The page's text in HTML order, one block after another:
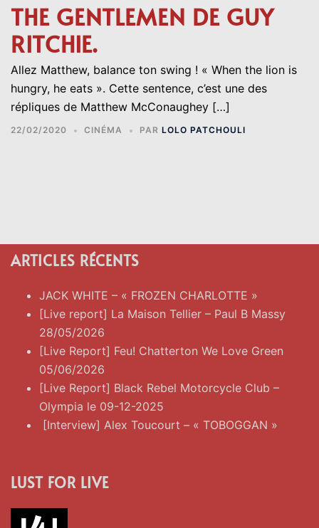
THE GENTLEMEN DE GUY
RITCHIE.
Allez Matthew, balance ton swing ! « When the lion is
hungry, he eats ». Cette sentence, c’est une des
répliques de Matthew McConaughey […]
22/02/2020 CINÉMA PAR LOLO PATCHOULI
ARTICLES RÉCENTS
JACK WHITE – « FROZEN CHARLOTTE »
[Live report] La Maison Tellier – Paul B Massy
28/05/2026
[Live Report] Feu! Chatterton We Love Green
05/06/2026
[Live Report] Black Rebel Motorcycle Club –
Olympia le 09-12-2025
[Interview] Alex Toucourt – « TOBOGGAN »
LUST FOR LIVE